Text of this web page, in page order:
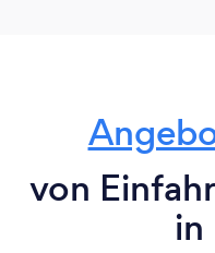
von
in